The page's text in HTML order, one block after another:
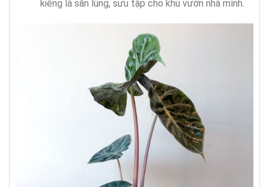
kiểng lá săn lùng, sưu tập cho khu vườn nhà mình.